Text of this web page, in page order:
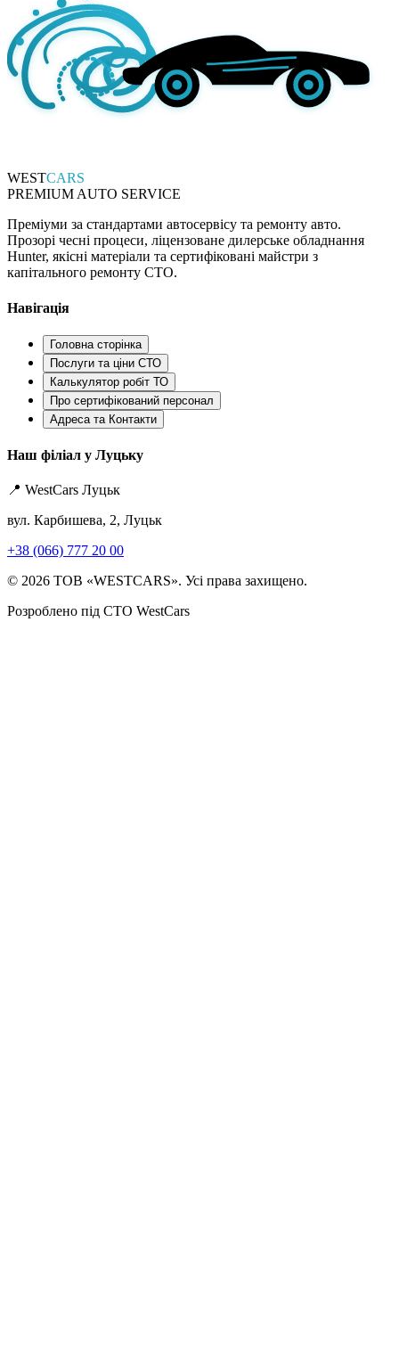
WESTCARS
PREMIUM AUTO SERVICE
Преміуми за стандартами автосервісу та ремонту авто.
Прозорі чесні процеси, ліцензоване дилерське обладнання
Hunter, якісні матеріали та сертифіковані майстри з
капітального ремонту СТО.
Навігація
Головна сторінка
Послуги та ціни СТО
Калькулятор робіт ТО
Про сертифікований персонал
Адреса та Контакти
Наш філіал у Луцьку
📍 WestCars Луцьк
вул. Карбишева, 2, Луцьк
+38 (066) 777 20 00
© 2026 ТОВ «WESTCARS». Усі права захищено.
Розроблено під СТО WestCars